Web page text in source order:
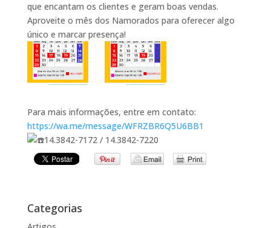
que encantam os clientes e geram boas vendas.
Aproveite o mês dos Namorados para oferecer algo
único e marcar presença!
Para mais informações, entre em contato:
https://wa.me/message/WFRZBR6Q5U6BB1
14.3842-7172 / 14.3842-7220
Categorias